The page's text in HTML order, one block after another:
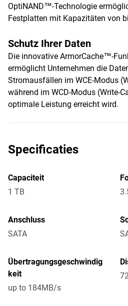
OptiNAND™-Technologie
Festplatten mit Kapazitäten von
Schutz Ihrer Daten
Die innovative ArmorCache™-
ermöglicht Unternehmen die
Stromausfällen im WCE-Modus
während im WCD-Modus (Write-
optimale Leistung erreicht wird.
Specificaties
Capaciteit
1 TB
Anschluss
SATA
Übertragungsgeschwindig
keit
up to 184MB/s